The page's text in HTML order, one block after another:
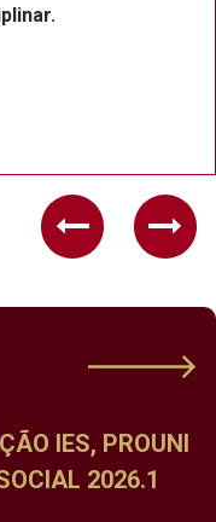
Previous
NAS
ESPECIAL